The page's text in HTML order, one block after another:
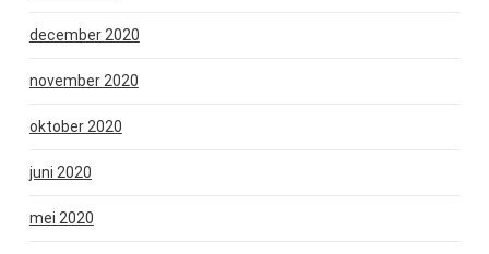
december 2020
november 2020
oktober 2020
juni 2020
mei 2020